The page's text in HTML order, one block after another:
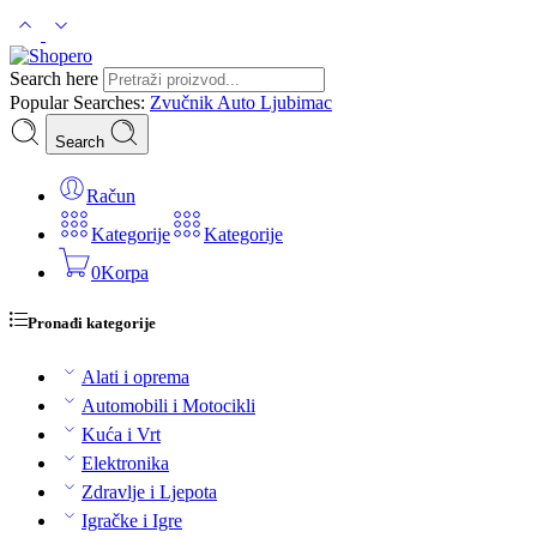
Search here
Popular Searches: Zvučnik Auto Ljubimac
Search
Račun
Kategorije
Kategorije
0Korpa
Pronađi kategorije
Alati i oprema
Automobili i Motocikli
Kuća i Vrt
Elektronika
Zdravlje i Ljepota
Igračke i Igre